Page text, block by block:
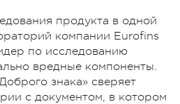
продукта в одной
компании Eurofins
по исследованию
вредные компоненты.
знака» сверяет
с документом, в котором